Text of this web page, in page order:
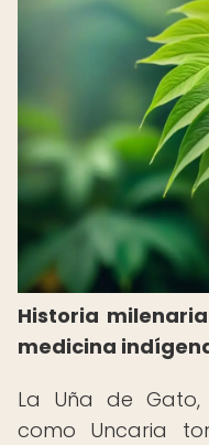
Historia
medicina
La Uña de Gato,
como Uncaria